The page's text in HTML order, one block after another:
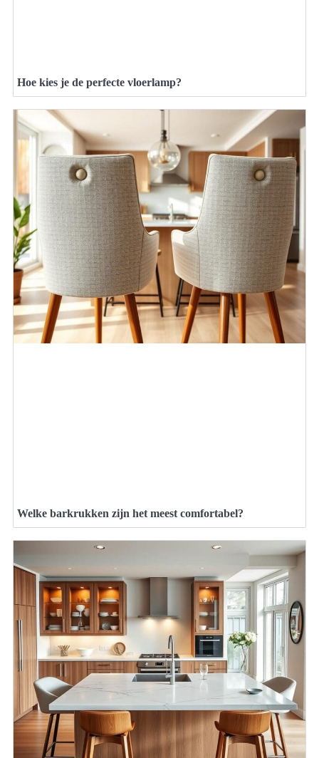
Hoe kies je de perfecte vloerlamp?
Welke barkrukken zijn het meest comfortabel?